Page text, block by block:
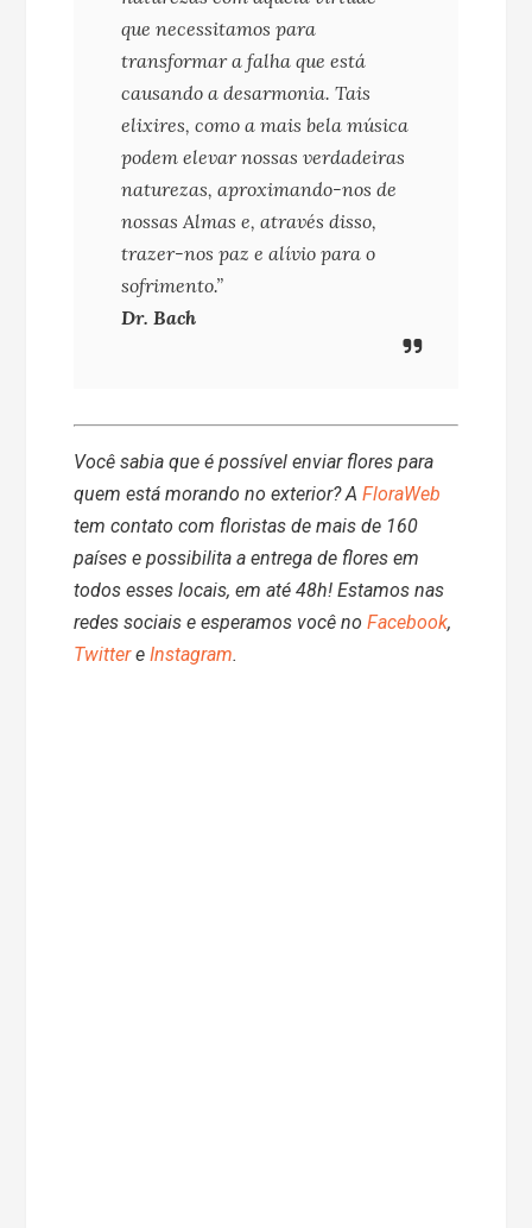
que necessitamos para
transformar a falha que está
causando a desarmonia. Tais
elixires, como a mais bela música
podem elevar nossas verdadeiras
naturezas, aproximando-nos de
nossas Almas e, através disso,
trazer-nos paz e alívio para o
sofrimento.”
Dr. Bach
Você sabia que é possível enviar flores para
quem está morando no exterior? AFloraWeb
tem contato com floristas de mais de 160
países e possibilita a entrega de flores em
todos esses locais, em até 48h! Estamos nas
redes sociais e esperamos você noFacebook,
TwittereInstagram.